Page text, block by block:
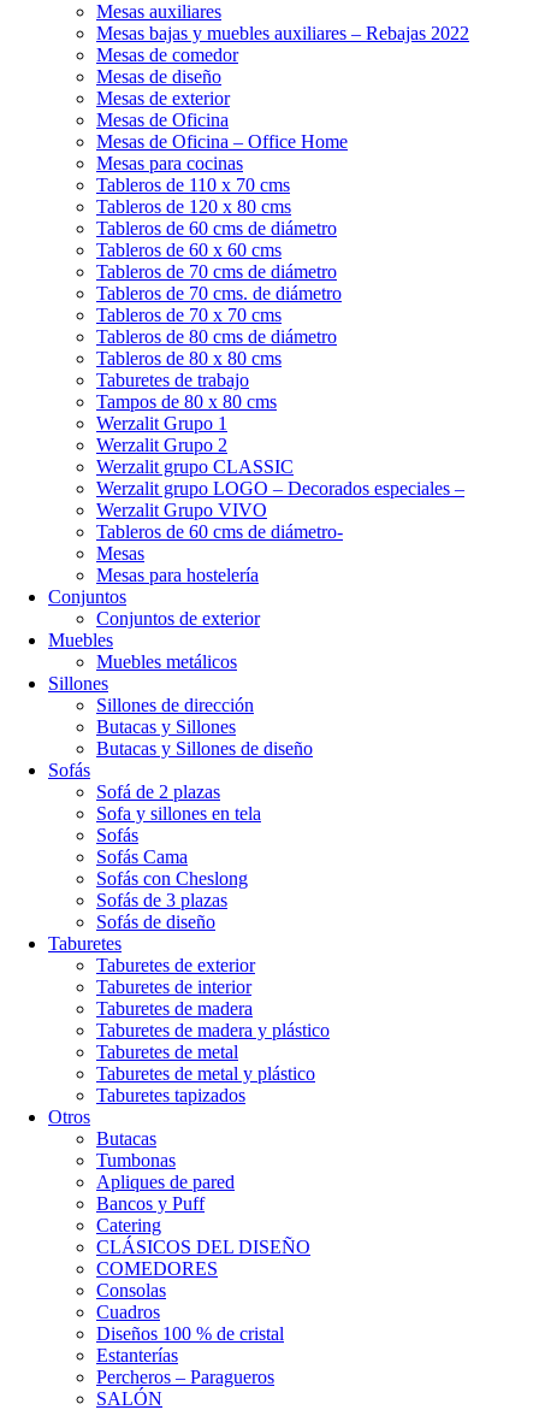
Mesas auxiliares
Mesas bajas y muebles auxiliares – Rebajas 2022
Mesas de comedor
Mesas de diseño
Mesas de exterior
Mesas de Oficina
Mesas de Oficina – Office Home
Mesas para cocinas
Tableros de 110 x 70 cms
Tableros de 120 x 80 cms
Tableros de 60 cms de diámetro
Tableros de 60 x 60 cms
Tableros de 70 cms de diámetro
Tableros de 70 cms. de diámetro
Tableros de 70 x 70 cms
Tableros de 80 cms de diámetro
Tableros de 80 x 80 cms
Taburetes de trabajo
Tampos de 80 x 80 cms
Werzalit Grupo 1
Werzalit Grupo 2
Werzalit grupo CLASSIC
Werzalit grupo LOGO – Decorados especiales –
Werzalit Grupo VIVO
Tableros de 60 cms de diámetro-
Mesas
Mesas para hostelería
Conjuntos
Conjuntos de exterior
Muebles
Muebles metálicos
Sillones
Sillones de dirección
Butacas y Sillones
Butacas y Sillones de diseño
Sofás
Sofá de 2 plazas
Sofa y sillones en tela
Sofás
Sofás Cama
Sofás con Cheslong
Sofás de 3 plazas
Sofás de diseño
Taburetes
Taburetes de exterior
Taburetes de interior
Taburetes de madera
Taburetes de madera y plástico
Taburetes de metal
Taburetes de metal y plástico
Taburetes tapizados
Otros
Butacas
Tumbonas
Apliques de pared
Bancos y Puff
Catering
CLÁSICOS DEL DISEÑO
COMEDORES
Consolas
Cuadros
Diseños 100 % de cristal
Estanterías
Percheros – Paragueros
SALÓN